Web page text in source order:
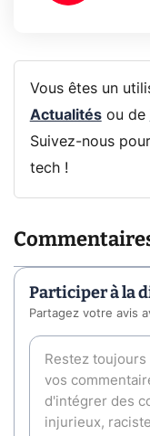
Vous êtes un
Actualitésou de
Suivez-nous
tech !
Participer à la
Partagez votre avis